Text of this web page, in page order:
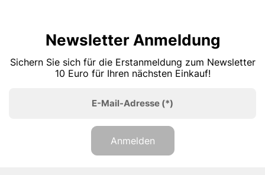
Newsletter Anmeldung
Sichern Sie sich für die Erstanmeldung zum Newsletter
10 Euro für Ihren nächsten Einkauf!
E-Mail-Adresse (*)
Anmelden